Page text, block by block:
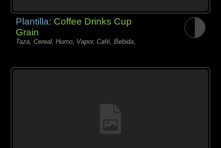
Plantilla: Coffee Drinks Cup
Grain
Taza, Cereal, Humo, Vapor, Café, Bebida,